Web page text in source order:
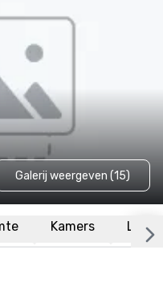
Galerij weergeven (15)
Kamers